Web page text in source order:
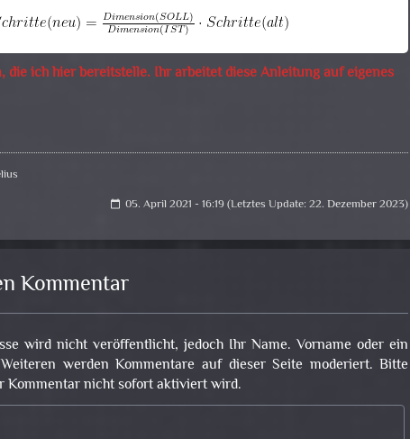
die ich hier bereitstelle. Ihr arbeitet diese Anleitung auf eigenes
calendar_today 05. April 2021 - 16:19 (Letztes Update: 22. Dezember 2023)
Kommentar
wird nicht veröffentlicht, jedoch Ihr Name. Vorname oder ein
werden Kommentare auf dieser Seite moderiert. Bitte
Kommentar nicht sofort aktiviert wird.